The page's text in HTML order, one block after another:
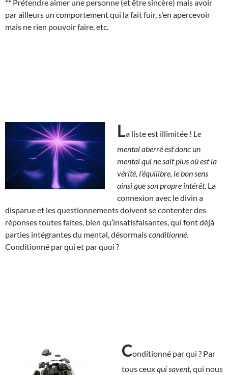
** Prétendre aimer une personne (et être sincère) mais avoir
par ailleurs un comportement qui la fait fuir, s’en apercevoir
mais ne rien pouvoir faire, etc.
La liste est illimitée ! Le
mental aberré est donc un
mental qui ne sait plus où est la
vérité, l’équilibre, le bon sens
ainsi que son propre intérêt. La
connexion avec le divin a
disparue et les questionnements doivent se contenter des
réponses toutes faites, bien qu’insatisfaisantes, qui font déjà
parties intégrantes du mental, désormaisconditionné
Conditionné par qui et par quoi ?
Conditionné par qui ? Par
tous ceuxqui savent, qui nous